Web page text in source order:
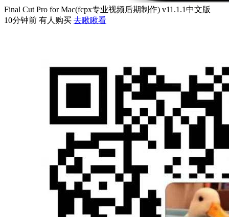
Final Cut Pro for Mac(fcpx专业视频后期制作) v11.1.1中文版
10分钟前 有人购买 去瞅瞅看